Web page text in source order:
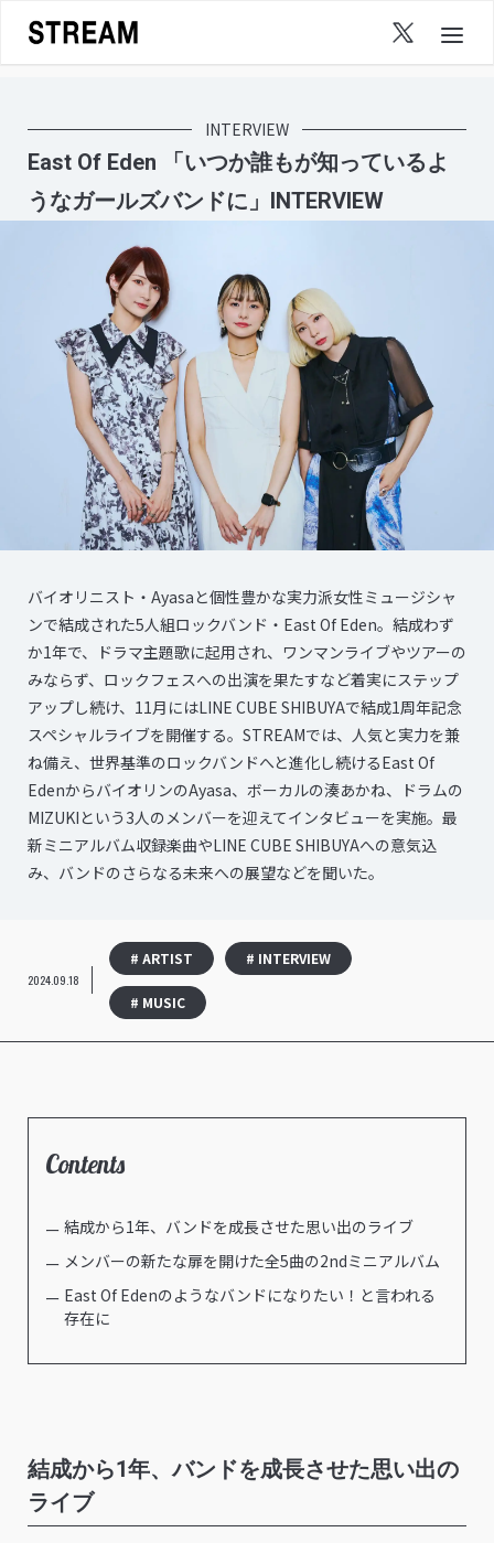
content
INTERVIEW
East Of Eden 「いつか誰もが知っているよ
うなガールズバンドに」INTERVIEW
バイオリニスト・Ayasaと個性豊かな実力派女性ミュージシャ
ンで結成された5人組ロックバンド・East Of Eden。結成わず
か1年で、ドラマ主題歌に起用され、ワンマンライブやツアーの
みならず、ロックフェスへの出演を果たすなど着実にステップ
アップし続け、11月にはLINE CUBE SHIBUYAで結成1周年記念
スペシャルライブを開催する。STREAMでは、人気と実力を兼
ね備え、世界基準のロックバンドへと進化し続けるEast Of
EdenからバイオリンのAyasa、ボーカルの湊あかね、ドラムの
MIZUKIという3人のメンバーを迎えてインタビューを実施。最
新ミニアルバム収録楽曲やLINE CUBE SHIBUYAへの意気込
み、バンドのさらなる未来への展望などを聞いた。
2024.09.18
# ARTIST # INTERVIEW
# MUSIC
Contents
結成から1年、バンドを成長させた思い出のライブ
メンバーの新たな扉を開けた全5曲の2ndミニアルバム
East Of Edenのようなバンドになりたい！と言われる
存在に
結成から1年、バンドを成長させた思い出の
ライブ